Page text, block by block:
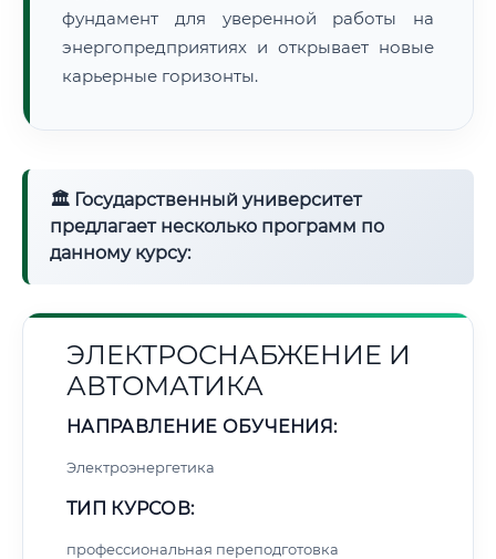
фундамент для уверенной работы на
энергопредприятиях и открывает новые
карьерные горизонты.
🏛 Государственный университет
предлагает несколько программ по
данному курсу:
ЭЛЕКТРОСНАБЖЕНИЕ И
АВТОМАТИКА
НАПРАВЛЕНИЕ ОБУЧЕНИЯ:
Электроэнергетика
ТИП КУРСОВ:
профессиональная переподготовка